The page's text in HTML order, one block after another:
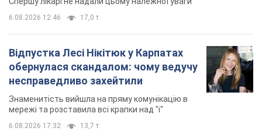
6.08.2026 12:46 17,0 т.
Відпустка Лесі Нікітюк у Карпатах
обернулася скандалом: чому ведучу
несправедливо захейтили
Знаменитість вийшла на пряму комунікацію в
мережі та розставила всі крапки над "і"
6.08.2026 17:32 13,7 т.